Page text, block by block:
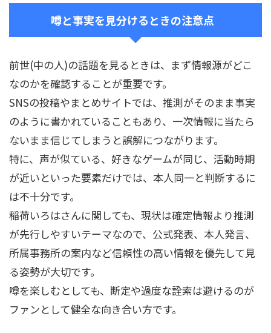
噂と事実を見分けるときの注意点
前世(中の人)の話題を見るときは、まず情報源がどこ
なのかを確認することが重要です。
SNSの投稿やまとめサイトでは、推測がそのまま事実
のように書かれていることもあり、一次情報に当たら
ないまま信じてしまうと誤解につながります。
特に、声が似ている、好きなゲームが同じ、活動時期
が近いといった要素だけでは、本人同一と判断するに
は不十分です。
稲荷いろはさんに関しても、現状は確定情報より推測
が先行しやすいテーマなので、公式発表、本人発言、
所属事務所の案内など信頼性の高い情報を優先して見
る姿勢が大切です。
噂を楽しむとしても、断定や過度な詮索は避けるのが
ファンとして健全な向き合い方です。